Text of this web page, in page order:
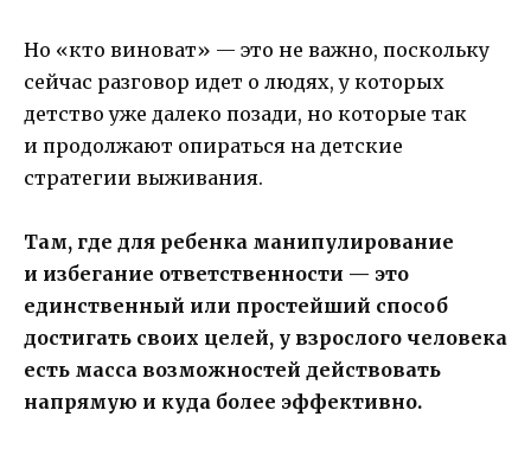
Но «кто виноват» — это не важно, поскольку
сейчас разговор идет о людях, у которых
детство уже далеко позади, но которые так
и продолжают опираться на детские
стратегии выживания.
Там, где для ребенка манипулирование
и избегание ответственности — это
единственный или простейший способ
достигать своих целей, у взрослого человека
есть масса возможностей действовать
напрямую и куда более эффективно.